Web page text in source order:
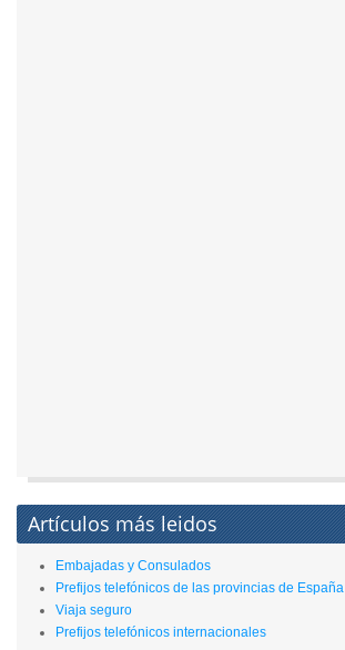
Artículos más leidos
Embajadas y Consulados
Prefijos telefónicos de las provincias de España
Viaja seguro
Prefijos telefónicos internacionales